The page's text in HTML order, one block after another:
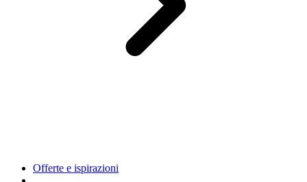
Offerte e ispirazioni